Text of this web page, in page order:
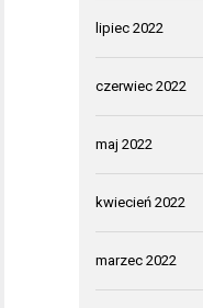
lipiec 2022
czerwiec 2022
maj 2022
kwiecień 2022
marzec 2022